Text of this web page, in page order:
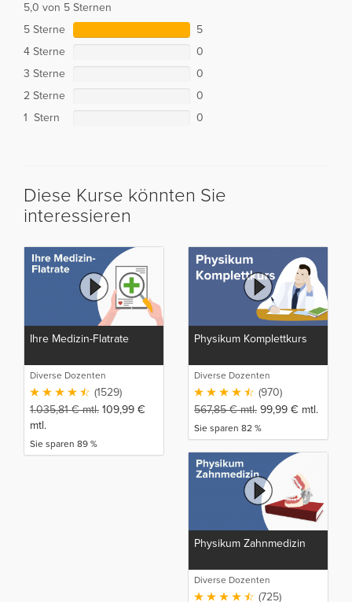
5,0 von 5 Sternen
5 Sterne
5
4 Sterne
0
3 Sterne
0
2 Sterne
0
1 Stern
0
Diese Kurse könnten Sie
interessieren
Ihre Medizin-Flatrate
Diverse Dozenten
(1529)
1.035,81€mtl. 109,99 €
mtl.
Sie sparen 89 %
Physikum Komplettkurs
Diverse Dozenten
(970)
567,85€mtl. 99,99 € mtl.
Sie sparen 82 %
Physikum Zahnmedizin
Diverse Dozenten
(725)